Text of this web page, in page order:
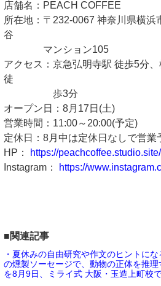
店舗名：PEACH COFFEE
所在地：〒232-0067 神奈川県横浜
谷
マンション105
アクセス：京急弘明寺駅 徒歩5分
徒
歩3分
オープン日：8月17日(土)
営業時間：11:00～20:00(予定)
定休日：8月中は定休日なしで営業
HP：
https://peachcoffee.studio.site/
Instagram：
https://
■関連記事
・夏休みの自由研究や作文のヒントに
の燻製ソーセージで、動物の正体を推
を8月9日、ミライ式 大阪・玉造上町校